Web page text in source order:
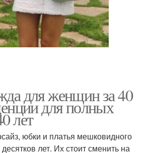
для женщин за 40
для полных
лет
юбки и платья мешковидного
лет. Их стоит сменить на